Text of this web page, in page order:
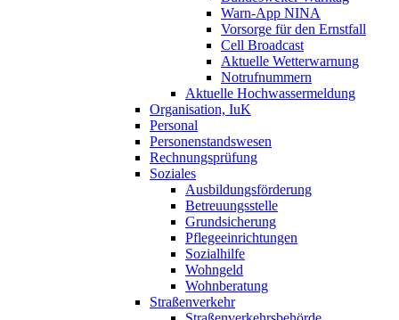
Warn-App NINA
Vorsorge für den Ernstfall
Cell Broadcast
Aktuelle Wetterwarnung
Notrufnummern
Aktuelle Hochwassermeldung
Organisation, IuK
Personal
Personenstandswesen
Rechnungsprüfung
Soziales
Ausbildungsförderung
Betreuungsstelle
Grundsicherung
Pflegeeinrichtungen
Sozialhilfe
Wohngeld
Wohnberatung
Straßenverkehr